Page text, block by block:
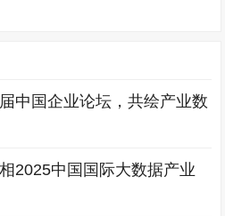
中国企业论坛，共绘产业数
2025中国国际大数据产业